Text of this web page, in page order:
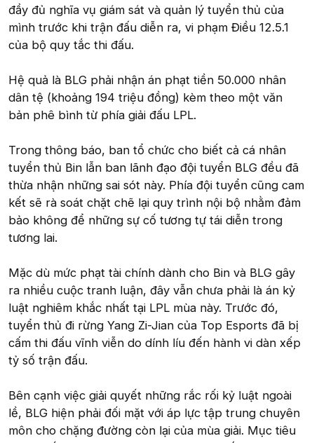
đầy đủ nghĩa vụ giám sát và quản lý tuyển thủ của
mình trước khi trận đấu diễn ra, vi phạm Điều 12.5.1
của bộ quy tắc thi đấu.
Hệ quả là BLG phải nhận án phạt tiền 50.000 nhân
dân tệ (khoảng 194 triệu đồng) kèm theo một văn
bản phê bình từ phía giải đấu LPL.
Trong thông báo, ban tổ chức cho biết cả cá nhân
tuyển thủ Bin lẫn ban lãnh đạo đội tuyển BLG đều đã
thừa nhận những sai sót này. Phía đội tuyển cũng cam
kết sẽ rà soát chặt chẽ lại quy trình nội bộ nhằm đảm
bảo không để những sự cố tương tự tái diễn trong
tương lai.
Mặc dù mức phạt tài chính dành cho Bin và BLG gây
ra nhiều cuộc tranh luận, đây vẫn chưa phải là án kỷ
luật nghiêm khắc nhất tại LPL mùa này. Trước đó,
tuyển thủ đi rừng Yang Zi-Jian của Top Esports đã bị
cấm thi đấu vĩnh viễn do dính líu đến hành vi dàn xếp
tỷ số trận đấu.
Bên cạnh việc giải quyết những rắc rối kỷ luật ngoài
lề, BLG hiện phải đối mặt với áp lực tập trung chuyên
môn cho chặng đường còn lại của mùa giải. Mục tiêu